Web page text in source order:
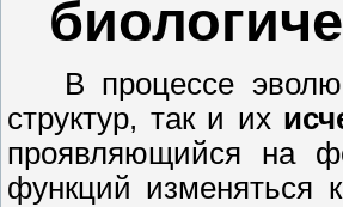
В процессе
структур, так и их
проявляющийся на
функций изменяться